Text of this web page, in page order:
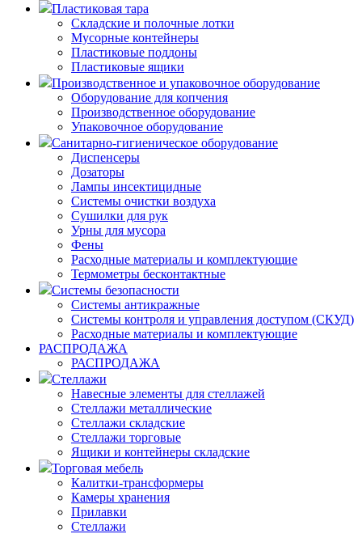
Пластиковая тара
Складские и полочные лотки
Мусорные контейнеры
Пластиковые поддоны
Пластиковые ящики
Производственное и упаковочное оборудование
Оборудование для копчения
Производственное оборудование
Упаковочное оборудование
Санитарно-гигиеническое оборудование
Диспенсеры
Дозаторы
Лампы инсектицидные
Системы очистки воздуха
Сушилки для рук
Урны для мусора
Фены
Расходные материалы и комплектующие
Термометры бесконтактные
Системы безопасности
Системы антикражные
Системы контроля и управления доступом (СКУД)
Расходные материалы и комплектующие
РАСПРОДАЖА
РАСПРОДАЖА
Стеллажи
Навесные элементы для стеллажей
Стеллажи металлические
Стеллажи складские
Стеллажи торговые
Ящики и контейнеры складские
Торговая мебель
Калитки-трансформеры
Камеры хранения
Прилавки
Стеллажи